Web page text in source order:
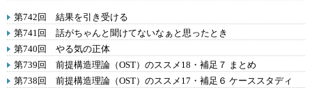
第742回 結果を引き受ける
第741回 話がちゃんと聞けてないなぁと思ったとき
第740回 やる気の正体
第739回 前提構造理論（OST）のススメ18・補足７ まとめ
第738回 前提構造理論（OST）のススメ17・補足６ ケーススタディ